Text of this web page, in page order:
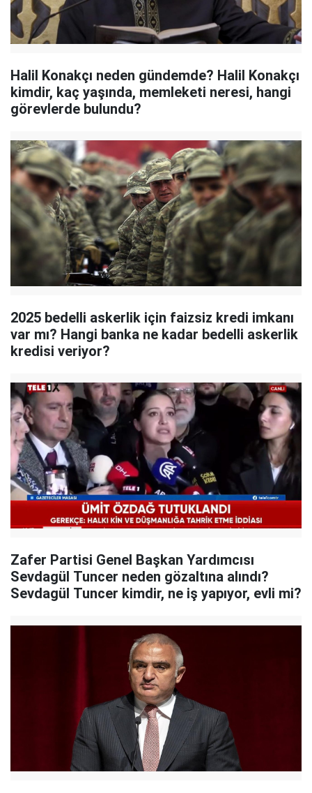
Halil Konakçı neden gündemde? Halil Konakçı
kimdir, kaç yaşında, memleketi neresi, hangi
görevlerde bulundu?
2025 bedelli askerlik için faizsiz kredi imkanı
var mı? Hangi banka ne kadar bedelli askerlik
kredisi veriyor?
Zafer Partisi Genel Başkan Yardımcısı
Sevdagül Tuncer neden gözaltına alındı?
Sevdagül Tuncer kimdir, ne iş yapıyor, evli mi?